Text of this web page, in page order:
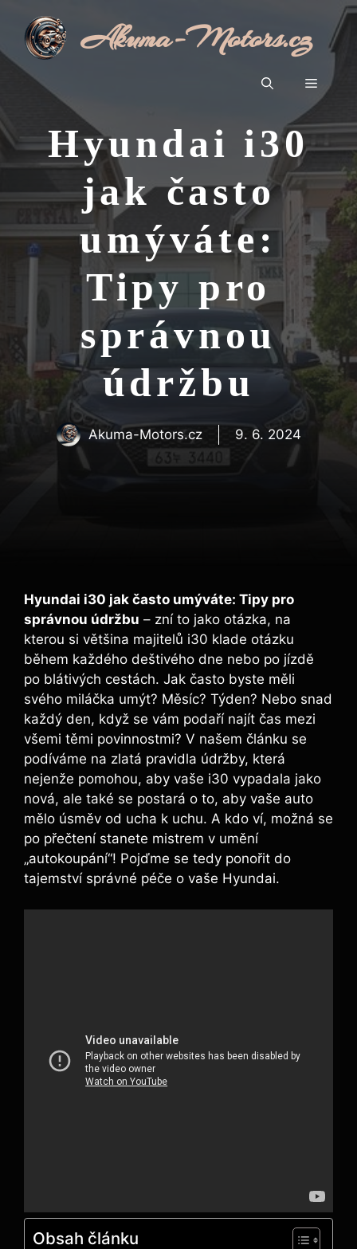
obsah
Akuma-Motors.cz
Menu
Hyundai i30
jak často
umýváte:
Tipy pro
správnou
údržbu
Akuma-Motors.cz 9. 6. 2024
Hyundai i30 jak často umýváte: Tipy pro
správnou údržbu – zní to jako otázka, na
kterou si většina majitelů i30 klade otázku
během každého deštivého dne nebo po jízdě
po blátivých cestách. Jak často byste měli
svého miláčka umýt? Měsíc? Týden? Nebo snad
každý den, když se vám podaří najít čas mezi
všemi těmi povinnostmi? V našem článku se
podíváme na zlatá pravidla údržby, která
nejenže pomohou, aby vaše i30 vypadala jako
nová, ale také se postará o to, aby vaše auto
mělo úsměv od ucha k uchu. A kdo ví, možná se
po přečtení stanete mistrem v umění
„autokoupání“! Pojďme se tedy ponořit do
tajemství správné péče o vaše Hyundai.
Obsah článku